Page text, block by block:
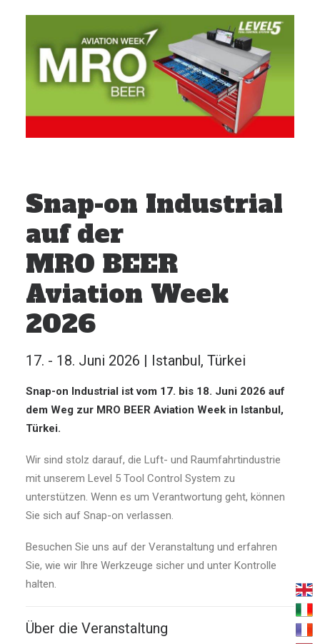
Snap-on Industrial
auf der
MRO BEER
Aviation Week
2026
17. - 18. Juni 2026 | Istanbul, Türkei
Snap-on Industrial ist vom 17. bis 18. Juni 2026 auf
dem Weg zur MRO BEER Aviation Week in Istanbul,
Türkei.
Wir sind stolz darauf, die Luft- und Raumfahrtindustrie
mit unserem Level 5 Tool Control System zu
unterstützen. Wenn es um Verantwortung geht, können
Sie sich auf Snap-on verlassen.
Besuchen Sie uns auf der Veranstaltung und erfahren
Sie, wie wir Ihre Werkzeuge sicher und unter Kontrolle
halten.
Über die Veranstaltung